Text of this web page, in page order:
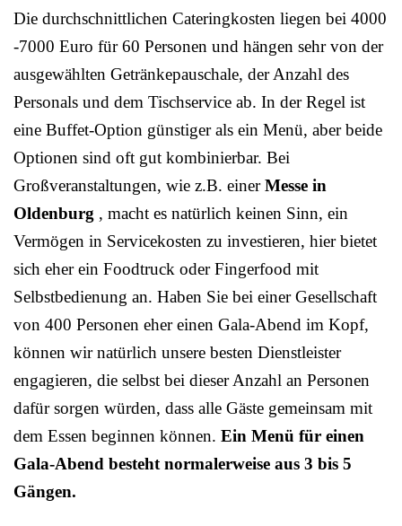
Die durchschnittlichen Cateringkosten liegen bei 4000
-7000 Euro für 60 Personen und hängen sehr von der
ausgewählten Getränkepauschale, der Anzahl des
Personals und dem Tischservice ab. In der Regel ist
eine Buffet-Option günstiger als ein Menü, aber beide
Optionen sind oft gut kombinierbar. Bei
Großveranstaltungen, wie z.B. einerMesse in
Oldenburg , macht es natürlich keinen Sinn, ein
Vermögen in Servicekosten zu investieren, hier bietet
sich eher ein Foodtruck oder Fingerfood mit
Selbstbedienung an. Haben Sie bei einer Gesellschaft
von 400 Personen eher einen Gala-Abend im Kopf,
können wir natürlich unsere besten Dienstleister
engagieren, die selbst bei dieser Anzahl an Personen
dafür sorgen würden, dass alle Gäste gemeinsam mit
dem Essen beginnen können. Ein Menü für einen
Gala-Abend besteht normalerweise aus 3 bis 5
Gängen.